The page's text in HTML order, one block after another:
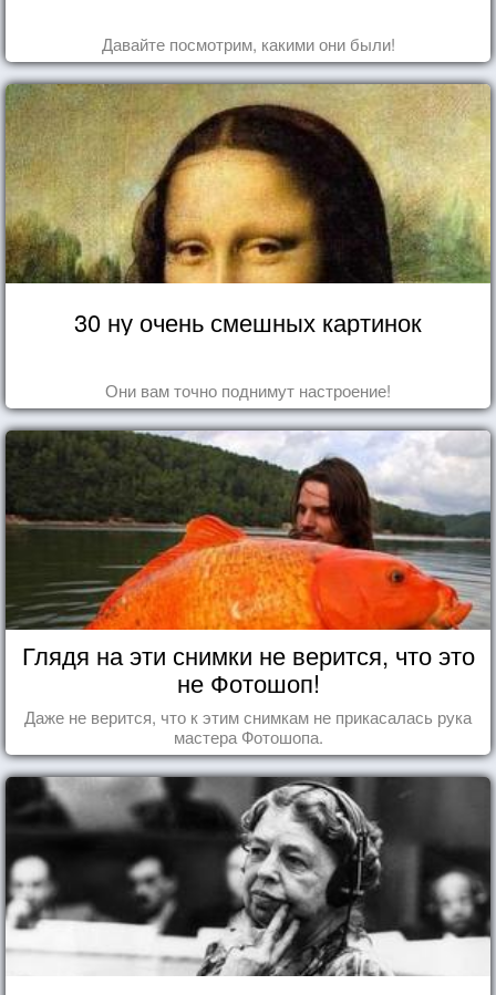
Давайте посмотрим, какими они были!
30 ну очень смешных картинок
Они вам точно поднимут настроение!
Глядя на эти снимки не верится, что это
не Фотошоп!
Даже не верится, что к этим снимкам не прикасалась рука
мастера Фотошопа.